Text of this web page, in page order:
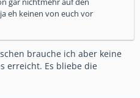
eh keinen von euch vor
brauche ich aber keine
erreicht. Es bliebe die